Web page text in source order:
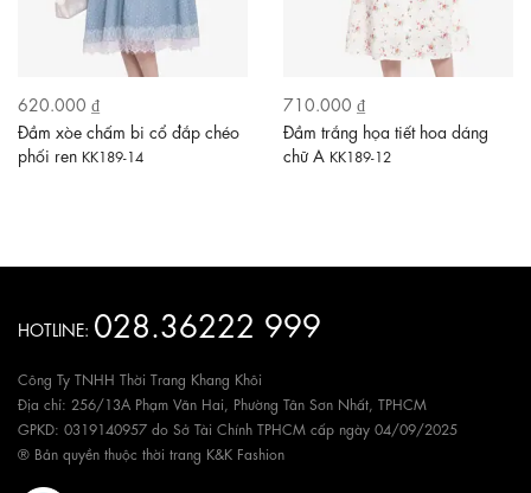
620.000 ₫
Đầm xòe chấm bi cổ đắp chéo
phối ren KK189-14
710.000 ₫
Đầm trắng họa tiết hoa dáng
chữ A KK189-12
HOTLINE: 028.36222 999
Công Ty TNHH Thời Trang Khang Khôi
Địa chỉ: 256/13A Phạm Văn Hai, Phường Tân Sơn Nhất, TPHCM
GPKD: 0319140957 do Sở Tài Chính TPHCM cấp ngày 04/09/2025
® Bản quyền thuộc thời trang K&K Fashion